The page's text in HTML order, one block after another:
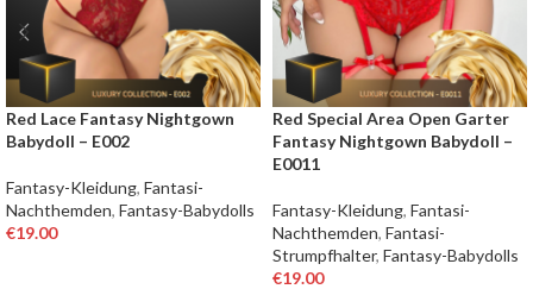
Red Lace Fantasy Nightgown
Babydoll – E002
Fantasy-Kleidung, Fantasi-
Nachthemden, Fantasy-Babydolls
€19.00
Red Special Area Open Garter
Fantasy Nightgown Babydoll –
E0011
Fantasy-Kleidung, Fantasi-
Nachthemden, Fantasi-
Strumpfhalter, Fantasy-Babydolls
€19.00